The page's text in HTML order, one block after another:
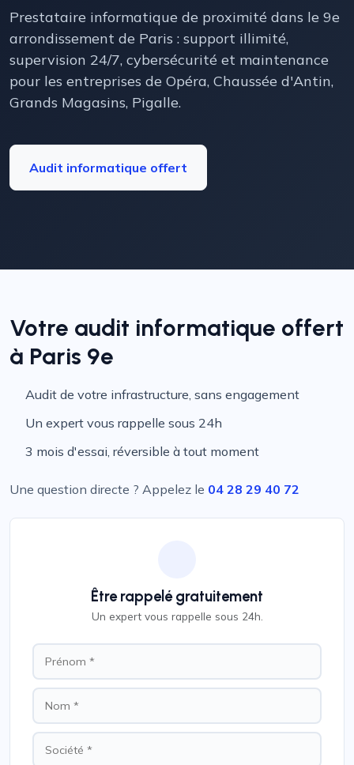
Prestataire informatique de proximité dans le 9e
arrondissement de Paris : support illimité,
supervision 24/7, cybersécurité et maintenance
pour les entreprises de Opéra, Chaussée d'Antin,
Grands Magasins, Pigalle.
Audit informatique offert
Votre audit informatique offert
à Paris 9e
Audit de votre infrastructure, sans engagement
Un expert vous rappelle sous 24h
3 mois d'essai, réversible à tout moment
Une question directe ? Appelez le 04 28 29 40 72
Être rappelé gratuitement
Un expert vous rappelle sous 24h.